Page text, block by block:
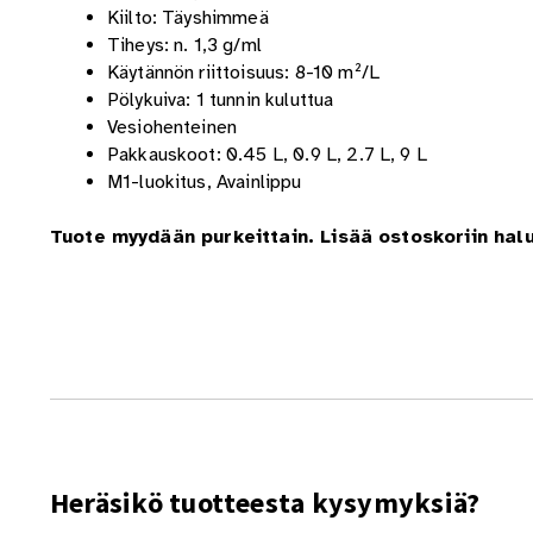
Kiilto: Täyshimmeä
Tiheys: n. 1,3 g/ml
Käytännön riittoisuus: 8-10 m²/L
Pölykuiva: 1 tunnin kuluttua
Vesiohenteinen
Pakkauskoot: 0.45 L, 0.9 L, 2.7 L, 9 L
M1-luokitus, Avainlippu
Tuote myydään purkeittain. Lisää ostoskoriin
Heräsikö tuotteesta kysymyksiä?